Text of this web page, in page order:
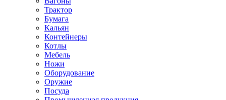
Трактор
Бумага
Кальян
Контейнеры
Котлы
Мебель
Ножи
Оборудование
Оружие
Посуда